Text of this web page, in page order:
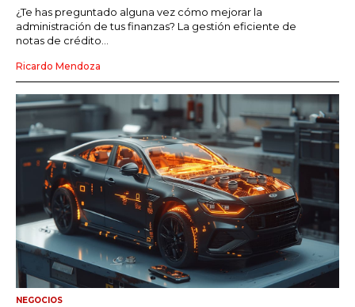
¿Te has preguntado alguna vez cómo mejorar la
administración de tus finanzas? La gestión eficiente de
notas de crédito...
Ricardo Mendoza
NEGOCIOS